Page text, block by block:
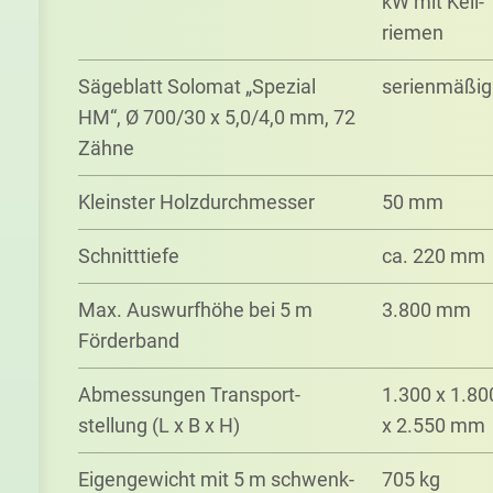
riemen
Säge­blatt Solo­mat „Spezial
HM“, Ø 700/30 x 5,0/4,0 mm, 72
Zähne
serien­mäßig
Klein­ster Holz­durch­messer 50 mm
Schnitt­tiefe ca. 220 mm
Max. Aus­wurf­höhe bei 5 m
Förder­band
3.800 mm
Ab­mess­ungen Trans­port­
stellung (L x B x H)
1.300 x
x 2.550 mm
Eigen­gewicht mit 5 m schwenk­ 705 kg